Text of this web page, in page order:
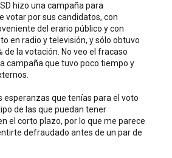
hizo una campaña para
votar por sus candidatos, con
del erario público y con
en radio y televisión, y sólo obtuvo
de la votación. No veo el fracaso
campaña que tuvo poco tiempo y
esperanzas que tenías para el voto
de las que puedan tener
el corto plazo, por lo que me parece
defraudado antes de un par de